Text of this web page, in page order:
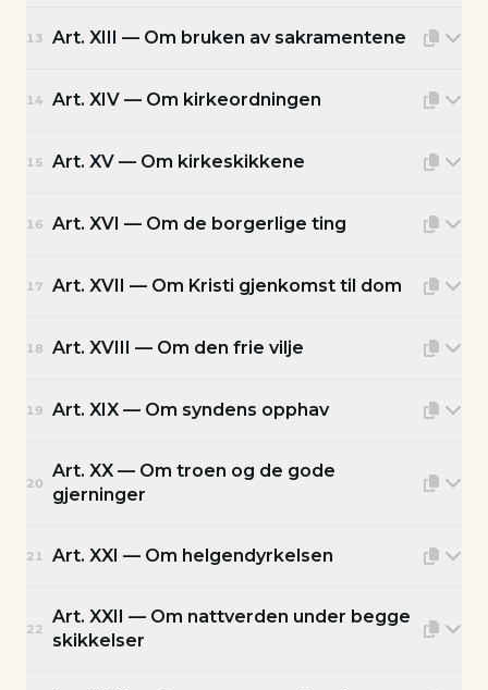
13 Art. XIII — Om bruken av sakramentene
14 Art. XIV — Om kirkeordningen
15 Art. XV — Om kirkeskikkene
16 Art. XVI — Om de borgerlige ting
17 Art. XVII — Om Kristi gjenkomst til dom
18 Art. XVIII — Om den frie vilje
19 Art. XIX — Om syndens opphav
20
Art. XX — Om troen og de gode
gjerninger
21 Art. XXI — Om helgendyrkelsen
22
Art. XXII — Om nattverden under begge
skikkelser